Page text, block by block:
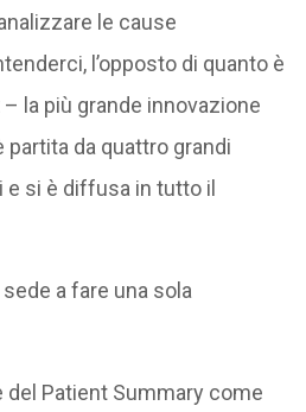
le cause
l’opposto di quanto è
la più grande innovazione
da quattro grandi
si è diffusa in tutto il
a fare una sola
Patient Summary come